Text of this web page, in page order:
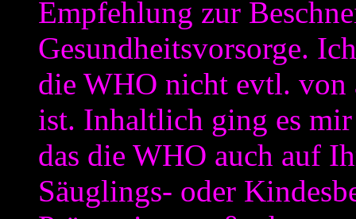
Empfehlung zur
Gesundheitsvorsorge.
die WHO nicht evtl. von
ist. Inhaltlich ging es
das die WHO auch auf
Säuglings- oder